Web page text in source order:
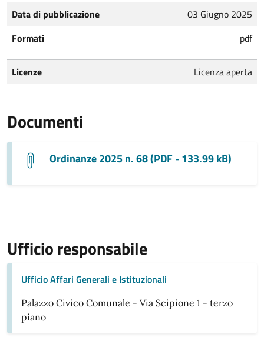
Data di pubblicazione
03 Giugno 2025
Formati
pdf
Licenze Licenza aperta
Documenti
Ordinanze 2025 n. 68 (PDF - 133.99 kB)
Ufficio responsabile
Ufficio Affari Generali e Istituzionali
Palazzo Civico Comunale - Via Scipione 1 - terzo
piano